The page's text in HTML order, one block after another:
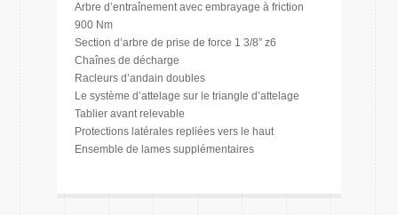
Arbre d’entraînement avec embrayage à friction
900 Nm
Section d’arbre de prise de force 1 3/8” z6
Chaînes de décharge
Racleurs d’andain doubles
Le système d’attelage sur le triangle d’attelage
Tablier avant relevable
Protections latérales repliées vers le haut
Ensemble de lames supplémentaires